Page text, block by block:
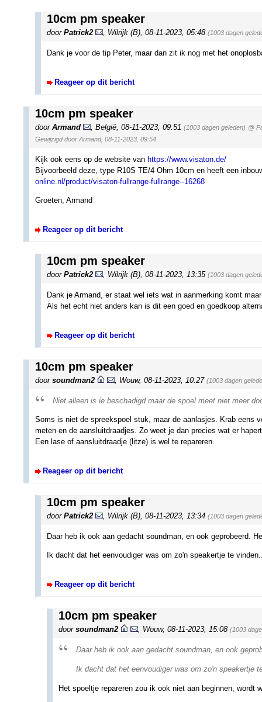
10cm pm speaker
door Patrick2 Wilrijk (B) 08-11-2023, 05:48 (1003 dagen
Dank je voor de tip Peter, maar dan zit ik nog met het
Reageer op dit bericht
10cm pm speaker
door Armand België 08-11-2023, 09:51 (1003 dagen geleden) @
Gewijzigd door Armand, 08-11-2023, 09:54
Kijk ook eens op de website van https://www.visaton.de/
Bijvoorbeeld deze, type R10S TE/4 Ohm 10cm en heeft een
online.nl/product/visaton-fullrange-fullrange--16268
Groeten, Armand
Reageer op dit bericht
10cm pm speaker
door Patrick2 Wilrijk (B) 08-11-2023, 13:35 (1003 dagen
Dank je Armand, er staat wel iets wat in aanmerking komt
Als het echt niet anders kan is dit een goed en goedkoop
Reageer op dit bericht
10cm pm speaker
door soundman2 Wouw, 08-11-2023, 10:27 (1003 dagen
Niet alleen is ie beschadigd maar de spoel meet niet meer
Soms is niet de spreekspoel stuk, maar de aanlasjes. Krab eens
meten en de aansluitdraadjes. Zo weet je dan precies wat er
Een lase of aansluitdraadje (litze) is wel te repareren.
Reageer op dit bericht
10cm pm speaker
door Patrick2 , Wilrijk (B), 08-11-2023, 13:34 (1003 dagen
Daar heb ik ook aan gedacht soundman, en ook geprobeerd.
Ik dacht dat het eenvoudiger was om zo'n speakertje te
Reageer op dit bericht
10cm pm speaker
door soundman2 , Wouw, 08-11-2023, 15:08 (1003
Daar heb ik ook aan gedacht soundman, en ook
Ik dacht dat het eenvoudiger was om zo'n speakertje
Het spoeltje repareren zou ik ook niet aan beginnen, wordt